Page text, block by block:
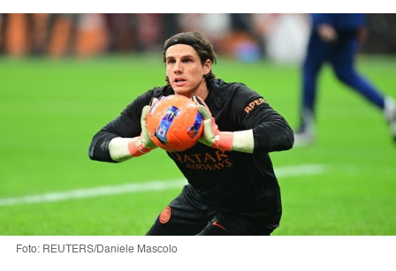
Foto: REUTERS/Daniele Mascolo